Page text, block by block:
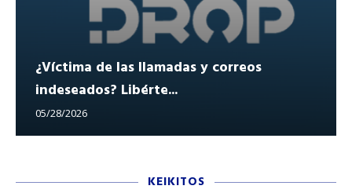
¿Víctima de las llamadas y correos
indeseados? Libérte...
05/28/2026
KEIKITOS